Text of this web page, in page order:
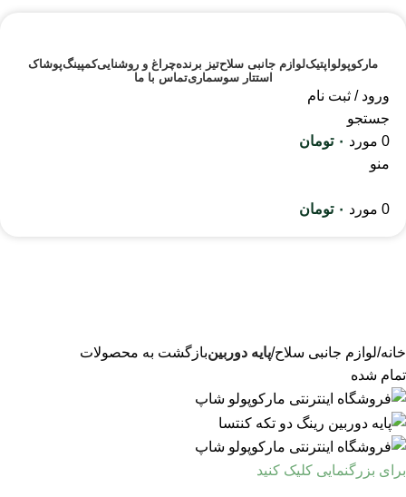
مارکوپولو اپتیکلوازم جانبی سلاحتیز برندهچراغ و روشناییکمپینگپوشاک
استتار سوسماریتماس با ما
ورود / ثبت نام
جستجو
0 مورد ۰ تومان
منو
0 مورد ۰ تومان
خانه لوازم جانبی سلاح پایه دوربینبازگشت به محصولات
تمام شده
برای بزرگنمایی کلیک کنید